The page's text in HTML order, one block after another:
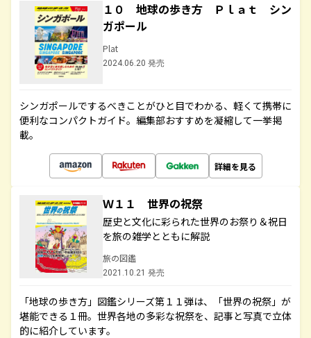
１０ 地球の歩き方 Ｐｌａｔ シン
ガポール
Plat
2024.06.20 発売
シンガポールでするべきことがひと目でわかる、軽くて携帯に
便利なコンパクトガイド。編集部おすすめを凝縮して一挙掲
載。
詳細を見る
Ｗ１１ 世界の祝祭
歴史と文化に彩られた世界のお祭り＆祝日
を旅の雑学とともに解説
旅の図鑑
2021.10.21 発売
「地球の歩き方」図鑑シリーズ第１１弾は、「世界の祝祭」が
堪能できる１冊。世界各地の多彩な祝祭を、記事と写真で立体
的に紹介しています。